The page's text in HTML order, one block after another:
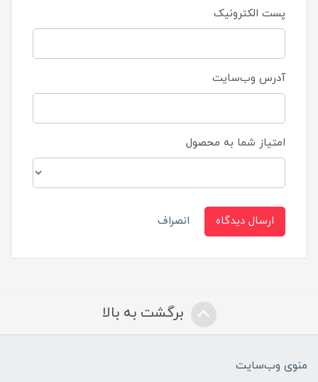
پست الکترونیک
آدرس وب‌سایت
امتیاز شما به محصول
ارسال دیدگاه انصراف
برگشت به بالا
منوی وب‌سایت